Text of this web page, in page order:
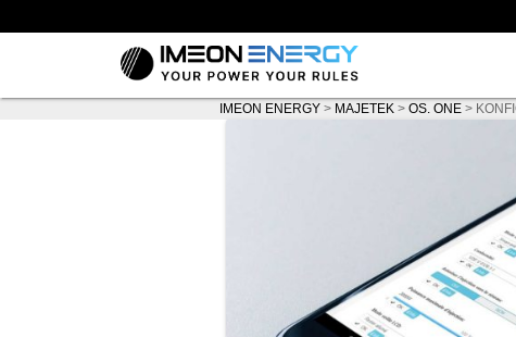
IMEON ENERGY > MAJETEK > OS. ONE >